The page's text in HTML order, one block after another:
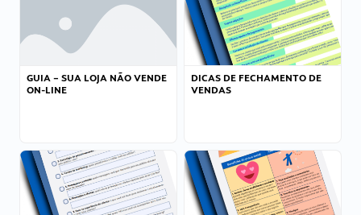
GUIA – SUA LOJA NÃO VENDE
ON-LINE
DICAS DE FECHAMENTO DE
VENDAS